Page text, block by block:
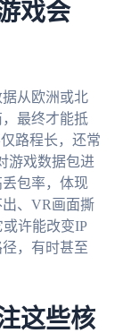
戏会
从欧洲或北
最终才能抵
路程长，还常
游戏数据包进
包率，体现
、VR画面撕
许能改变IP
，有时甚至
这些核